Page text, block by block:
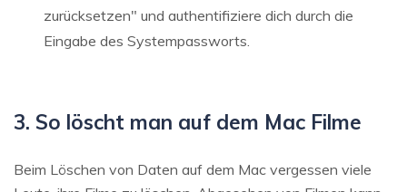
zurücksetzen" und authentifiziere dich durch die
Eingabe des Systempassworts.
3. So löscht man auf dem Mac Filme
Beim Löschen von Daten auf dem Mac vergessen viele